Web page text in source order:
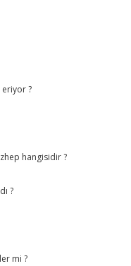
?
hangisidir ?
?
mi ?